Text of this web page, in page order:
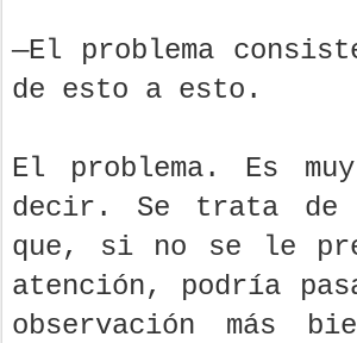
—El problema
de esto a esto.
El problema. Es
decir. Se trata de
que, si no se le
atención, podría
observación más